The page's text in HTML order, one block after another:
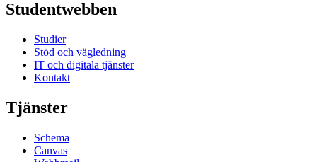
Studentwebben
Studier
Stöd och vägledning
IT och digitala tjänster
Kontakt
Tjänster
Schema
Canvas